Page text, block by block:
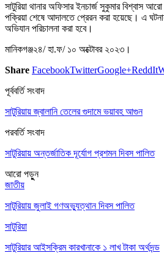
সাটুরিয়া থানার অফিসার ইনচার্জ সুকুমার বিশ্বাস
পক্রিয়া শেষে আদালতে প্রেরন করা হয়েছে। এ
অভিযান পরিচালনা করা হবে।
মানিকগঞ্জ২৪/ হা.ফ/ ১০ অক্টোবর ২০২৩।
Share FacebookTwitterGoogle+ReddIt
পূর্ববর্তি সংবাদ
সাটুরিয়ায় জ্বালানি তেলের গুদামে ভয়াবহ আগুন
পরবর্তি সংবাদ
সাটুরিয়ায় অন্তর্জাতিক দূর্যোগ প্রশমন দিবস পালিত
আরো পড়ুুন
জাতীয়
সাটুরিয়ায় জুলাই গণঅভ্যুত্থান দিবস পালিত
সাটুরিয়া
সাটুরিয়ার আইসক্রিম কারখানাকে ১ লাখ টাকা অর্থদন্ড